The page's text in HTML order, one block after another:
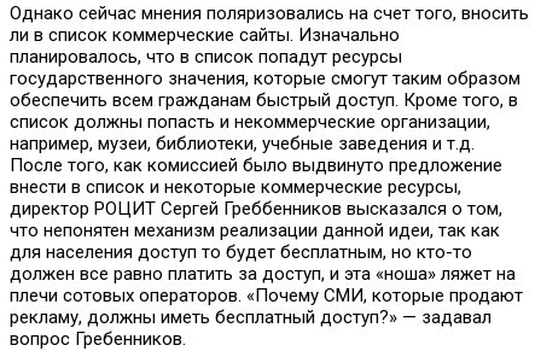
Однако сейчас мнения поляризовались на счет того, вносить
ли в список коммерческие сайты. Изначально
планировалось, что в список попадут ресурсы
государственного значения, которые смогут таким образом
обеспечить всем гражданам быстрый доступ. Кроме того, в
список должны попасть и некоммерческие организации,
например, музеи, библиотеки, учебные заведения и т.д.
После того, как комиссией было выдвинуто предложение
внести в список и некоторые коммерческие ресурсы,
директор РОЦИТ Сергей Греббенников высказался о том,
что непонятен механизм реализации данной идеи, так как
для населения доступ то будет бесплатным, но кто-то
должен все равно платить за доступ, и эта «ноша» ляжет на
плечи сотовых операторов. «Почему СМИ, которые продают
рекламу, должны иметь бесплатный доступ?» — задавал
вопрос Гребенников.